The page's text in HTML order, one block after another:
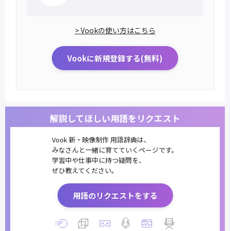
> Vookの使い方はこちら
Vookに新規登録する(無料)
解説してほしい用語をリクエスト
Vook 新・映像制作 用語辞典は、
みなさんと一緒に育てていくページです。
学習中や仕事中に持つ疑問を、
ぜひ教えてください。
用語のリクエストをする